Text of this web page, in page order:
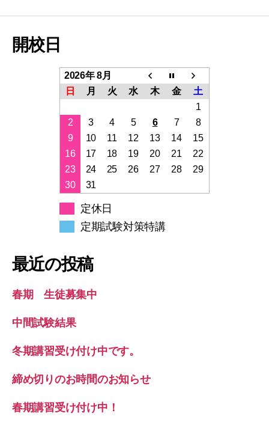
開校日
2026年 8月
日
月 火 水 木 金
土
1
2
3 4 5 6 7
8
9
10 11 12 13 14
15
16
17 18 19 20 21
22
23
24 25 26 27 28
29
30
31
定休日
定期試験対策特講
最近の投稿
春期 生徒募集中
中間試験結果
冬期講習受け付け中です。
締め切りのお時間のお知らせ
春期講習受け付け中！